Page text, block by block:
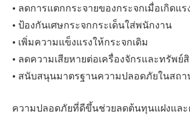
• ลดการแตกกระจายของกระจกเมื่อเกิดแ
• ป้องกันเศษกระจกกระเด็นใส่พนักงาน
• เพิ่มความแข็งแรงให้กระจกเดิม
• ลดความเสียหายต่อเครื่องจักรและทรัพย์
• สนับสนุนมาตรฐานความปลอดภัยในสถ
ความปลอดภัยที่ดีขึ้นช่วยลดต้นทุนแฝงและ